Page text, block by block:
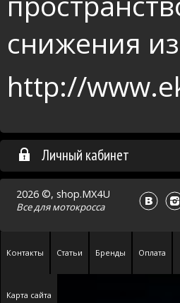
снижения
http://
Личный кабинет
2026 ©, shop.MX4U
Все длямотокросса
Контакты Статьи Бренды Оплата
Карта сайта